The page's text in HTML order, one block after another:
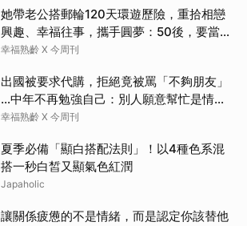
她帶老公搭郵輪120天環遊歷險，重拾相戀
興趣、幸福往事，攜手圓夢：50後，要當懂
生活演員！
幸福熟齡 X 今周刊
出國被要求代購，拒絕竟被罵「不夠朋友」
…中年不再勉強自己：別人願意幫忙是情
分，不是本分
幸福熟齡 X 今周刊
夏季必備「顯白搭配法則」！以4種色系混
搭一秒白皙又顯氣色紅潤
Japaholic
讓關係疲憊的不是情緒，而是認定你該替他